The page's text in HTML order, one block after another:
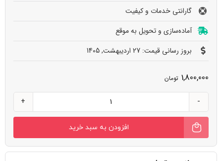
گارانتی خدمات و کیفیت
آماده‌سازی و تحویل به‌ موقع
بروز رسانی قیمت: 27 اردیبهشت, 1405
1,800,000 تومان
تارت
حلوا
زعفرانی
و
افزودن به سبد خرید